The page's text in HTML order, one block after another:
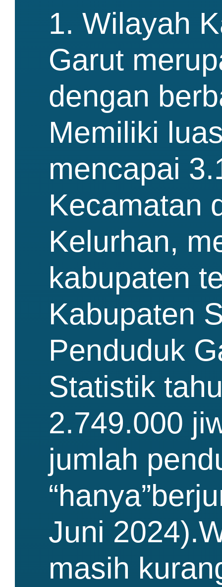
1. Wilayah
Garut
dengan
Memiliki
mencapai
Kecamatan
Kelurhan,
kabupaten
Kabupaten
Penduduk
Statistik
2.749.000
jumlah
Juni
masih